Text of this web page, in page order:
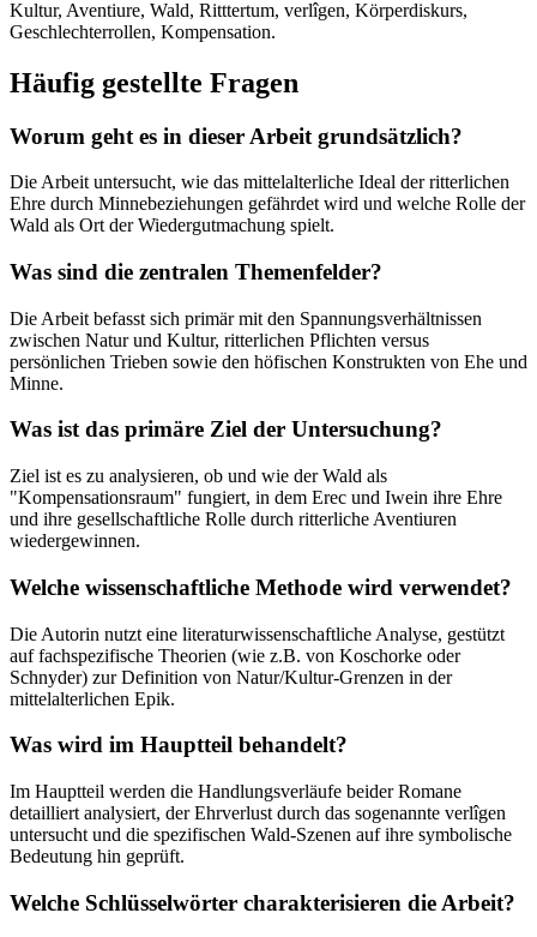
Kultur, Aventiure, Wald, Ritttertum, verlîgen, Körperdiskurs,
Geschlechterrollen, Kompensation.
Häufig gestellte Fragen
Worum geht es in dieser Arbeit grundsätzlich?
Die Arbeit untersucht, wie das mittelalterliche Ideal der ritterlichen
Ehre durch Minnebeziehungen gefährdet wird und welche Rolle der
Wald als Ort der Wiedergutmachung spielt.
Was sind die zentralen Themenfelder?
Die Arbeit befasst sich primär mit den Spannungsverhältnissen
zwischen Natur und Kultur, ritterlichen Pflichten versus
persönlichen Trieben sowie den höfischen Konstrukten von Ehe und
Minne.
Was ist das primäre Ziel der Untersuchung?
Ziel ist es zu analysieren, ob und wie der Wald als
"Kompensationsraum" fungiert, in dem Erec und Iwein ihre Ehre
und ihre gesellschaftliche Rolle durch ritterliche Aventiuren
wiedergewinnen.
Welche wissenschaftliche Methode wird verwendet?
Die Autorin nutzt eine literaturwissenschaftliche Analyse, gestützt
auf fachspezifische Theorien (wie z.B. von Koschorke oder
Schnyder) zur Definition von Natur/Kultur-Grenzen in der
mittelalterlichen Epik.
Was wird im Hauptteil behandelt?
Im Hauptteil werden die Handlungsverläufe beider Romane
detailliert analysiert, der Ehrverlust durch das sogenannte verlîgen
untersucht und die spezifischen Wald-Szenen auf ihre symbolische
Bedeutung hin geprüft.
Welche Schlüsselwörter charakterisieren die Arbeit?